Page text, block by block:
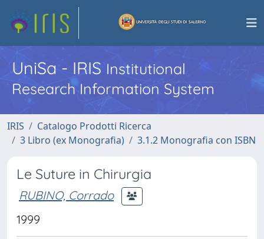
UniSa - IRISInstitutional
Research Information System
IRIS
Catalogo Prodotti Ricerca
3 Libro (ex Monografia)
3.1.2 Monografia con ISBN
Le Suture in Chirurgia
RUBINO, Corrado
1999